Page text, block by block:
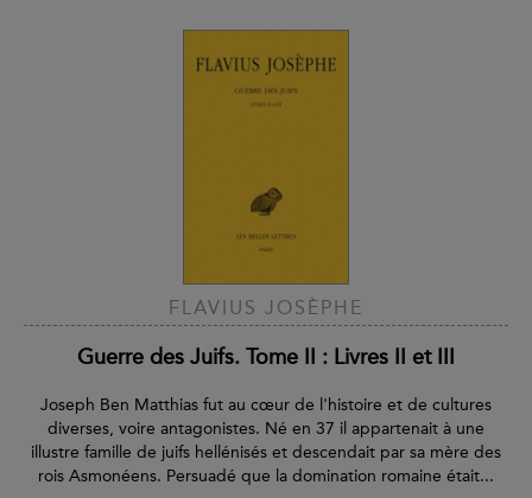
FLAVIUS JOSÈPHE
Guerre des Juifs. Tome II : Livres II et III
Joseph Ben Matthias fut au cœur de l'histoire et de cultures
diverses, voire antagonistes. Né en 37 il appartenait à une
illustre famille de juifs hellénisés et descendait par sa mère des
rois Asmonéens. Persuadé que la domination romaine était...